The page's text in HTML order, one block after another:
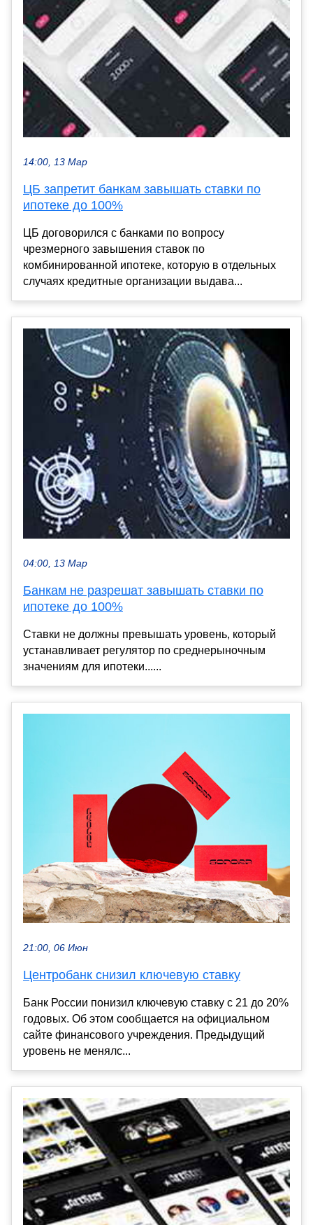
14:00, 13 Мар
ЦБ запретит банкам завышать ставки по
ипотеке до 100%
ЦБ договорился с банками по вопросу
чрезмерного завышения ставок по
комбинированной ипотеке, которую в отдельных
случаях кредитные организации выдава...
04:00, 13 Мар
Банкам не разрешат завышать ставки по
ипотеке до 100%
Ставки не должны превышать уровень, который
устанавливает регулятор по среднерыночным
значениям для ипотеки......
21:00, 06 Июн
Центробанк снизил ключевую ставку
Банк России понизил ключевую ставку с 21 до 20%
годовых. Об этом сообщается на официальном
сайте финансового учреждения. Предыдущий
уровень не менялс...